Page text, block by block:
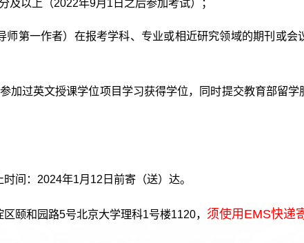
师第一作者）在报考学科、专业或相近研究领域的期刊或
加过英文授课学位项目学习获得学位，同时提交教育部留
间：2024年1月12日前寄（送）达。
颐和园路5号北京大学理科1号楼1120， 须使用EMS快递